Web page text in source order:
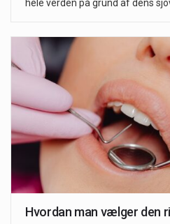
hele verden på grund af dens
Hvordan man vælger den